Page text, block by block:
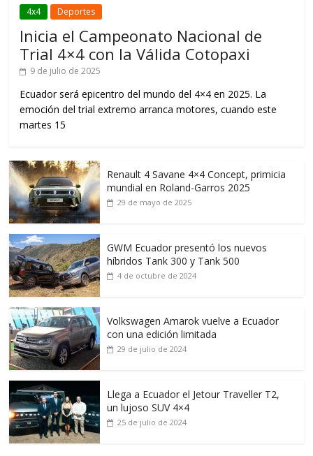
4x4 Deportes
Inicia el Campeonato Nacional de
Trial 4×4 con la Válida Cotopaxi
9 de julio de 2025
Ecuador será epicentro del mundo del 4×4 en 2025. La
emoción del trial extremo arranca motores, cuando este
martes 15
Renault 4 Savane 4×4 Concept, primicia
mundial en Roland-Garros 2025
29 de mayo de 2025
GWM Ecuador presentó los nuevos
híbridos Tank 300 y Tank 500
4 de octubre de 2024
Volkswagen Amarok vuelve a Ecuador
con una edición limitada
29 de julio de 2024
Llega a Ecuador el Jetour Traveller T2,
un lujoso SUV 4×4
25 de julio de 2024